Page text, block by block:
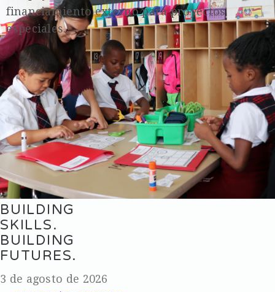
financiamiento externo para proyectos
especiales.
Noticias
(ENGLISH)
LEAP+ YEAR 2:
BUILDING
SKILLS.
BUILDING
FUTURES.
3 de agosto de 2026